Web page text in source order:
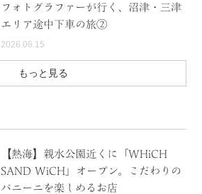
フォトグラファーが行く、沼津・三津
エリア途中下車の旅②
2026.06.15
もっと見る
【熱海】親水公園近くに「WHiCH
SAND WiCH」オープン。こだわりの
パニーニを楽しめるお店